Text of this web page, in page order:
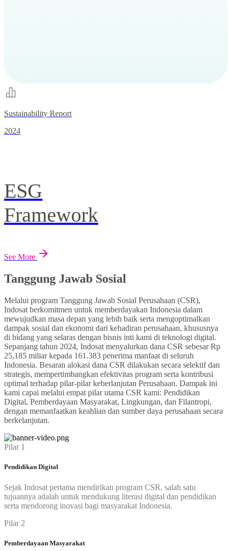
Sustainability Report
2024
ESG
Framework
See More
Tanggung Jawab Sosial
Melalui program Tanggung Jawab Sosial Perusahaan (CSR),
Indosat berkomitmen untuk memberdayakan Indonesia dalam
mewujudkan masa depan yang lebih baik serta mengoptimalkan
dampak sosial dan ekonomi dari kehadiran perusahaan, khususnya
di bidang yang selaras dengan bisnis inti kami di teknologi digital.
Sepanjang tahun 2024, Indosat menyalurkan dana CSR sebesar Rp
25,185 miliar kepada 161.383 penerima manfaat di seluruh
Indonesia. Besaran alokasi dana CSR dilakukan secara selektif dan
strategis, mempertimbangkan efektivitas program serta kontribusi
optimal terhadap pilar-pilar keberlanjutan Perusahaan. Dampak ini
kami capai melalui empat pilar utama CSR kami: Pendidikan
Digital, Pemberdayaan Masyarakat, Lingkungan, dan Filantropi,
dengan memanfaatkan keahlian dan sumber daya perusahaan secara
berkelanjutan.
Pilar 1
Pendidikan Digital
Sejak Indosat pertama mendirikan program CSR, salah satu
tujuannya adalah untuk mendukung literasi digital dan pendidikan
serta mendorong inovasi bagi masyarakat Indonesia.
Pilar 2
Pemberdayaan Masyarakat